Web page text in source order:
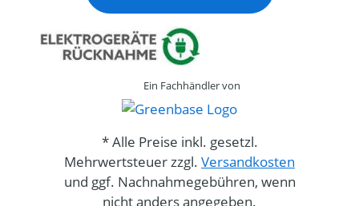
Ein Fachhändler von
* Alle Preise inkl. gesetzl.
Mehrwertsteuer zzgl. Versandkosten
und ggf. Nachnahmegebühren, wenn
nicht anders angegeben.